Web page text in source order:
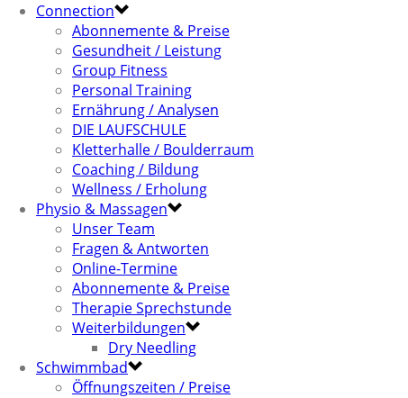
Connection
Abonnemente & Preise
Gesundheit / Leistung
Group Fitness
Personal Training
Ernährung / Analysen
DIE LAUFSCHULE
Kletterhalle / Boulderraum
Coaching / Bildung
Wellness / Erholung
Physio & Massagen
Unser Team
Fragen & Antworten
Online-Termine
Abonnemente & Preise
Therapie Sprechstunde
Weiterbildungen
Dry Needling
Schwimmbad
Öffnungszeiten / Preise